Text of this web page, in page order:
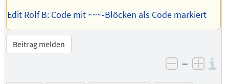
Edit Rolf B: Code mit ~~~-Blöcken als Code markiert
Beitrag melden
negativ
–